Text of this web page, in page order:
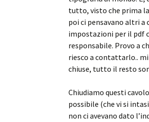
tutto, visto che prima
poi ci pensavano altri
impostazioni per il pdf
responsabile. Provo a
riesco a contattarlo..
chiuse, tutto il resto
Chiudiamo questi
possibile (che vi si
non ci avevano dato